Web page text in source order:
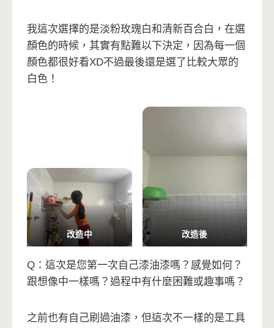
我這次選擇的是淡粉玫瑰白和清新百合白，在選
顏色的時候，其實有點難以下決定，因為每一個
顏色都很好看XD不過最後還是選了比較大眾的
白色！
改造中 改造後
Q：這次是您第一次自己漆油漆嗎？感覺如何？
跟想像中一樣嗎？過程中有什麼困難或趣事嗎？
之前也有自己刷過油漆，但這次不一樣的是工具